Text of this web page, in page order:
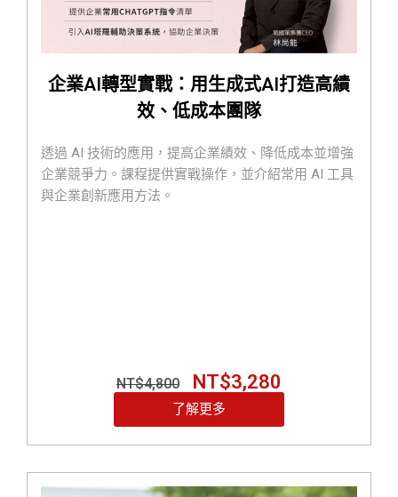
企業AI轉型實戰：用生成式AI打造高績
效、低成本團隊
透過 AI 技術的應用，提高企業績效、降低成本並增強
企業競爭力。課程提供實戰操作，並介紹常用 AI 工具
與企業創新應用方法。
NT$4,800 NT$3,280
了解更多